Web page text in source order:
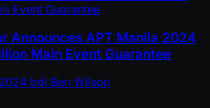
Announces APT Manila 2024
Main Event Guarantee
bởi Ben Wilson